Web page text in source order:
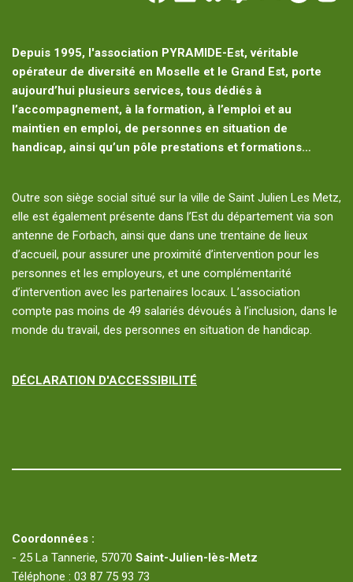
Depuis 1995, l'association PYRAMIDE-Est, véritable
opérateur de diversité en Moselle et le Grand Est, porte
aujourd’hui plusieurs services, tous dédiés à
l’accompagnement, à la formation, à l’emploi et au
maintien en emploi, de personnes en situation de
handicap, ainsi qu’un pôle prestations et formations…
Outre son siège social situé sur la ville de Saint Julien Les Metz,
elle est également présente dans l’Est du département via son
antenne de Forbach, ainsi que dans une trentaine de lieux
d’accueil, pour assurer une proximité d’intervention pour les
personnes et les employeurs, et une complémentarité
d’intervention avec les partenaires locaux. L’association
compte pas moins de 49 salariés dévoués à l’inclusion, dans le
monde du travail, des personnes en situation de handicap.
DÉCLARATION D'ACCESSIBILITÉ
Coordonnées :
- 25 La Tannerie, 57070 Saint-Julien-lès-Metz
Téléphone : 03 87 75 93 73